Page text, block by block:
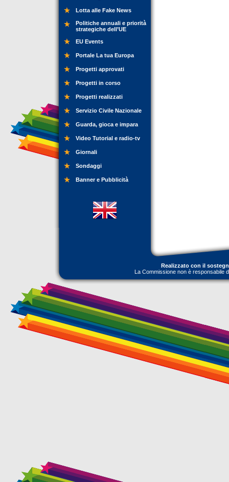
Lotta alle Fake News
Politiche annuali e priorità
strategiche dell’UE
EU Events
Portale La tua Europa
Progetti approvati
Progetti in corso
Progetti realizzati
Servizio Civile Nazionale
Guarda, gioca e impara
Video Tutorial e radio-tv
Giornali
Sondaggi
Banner e Pubblicità
Realizzato con il
La Commissione non è responsabile